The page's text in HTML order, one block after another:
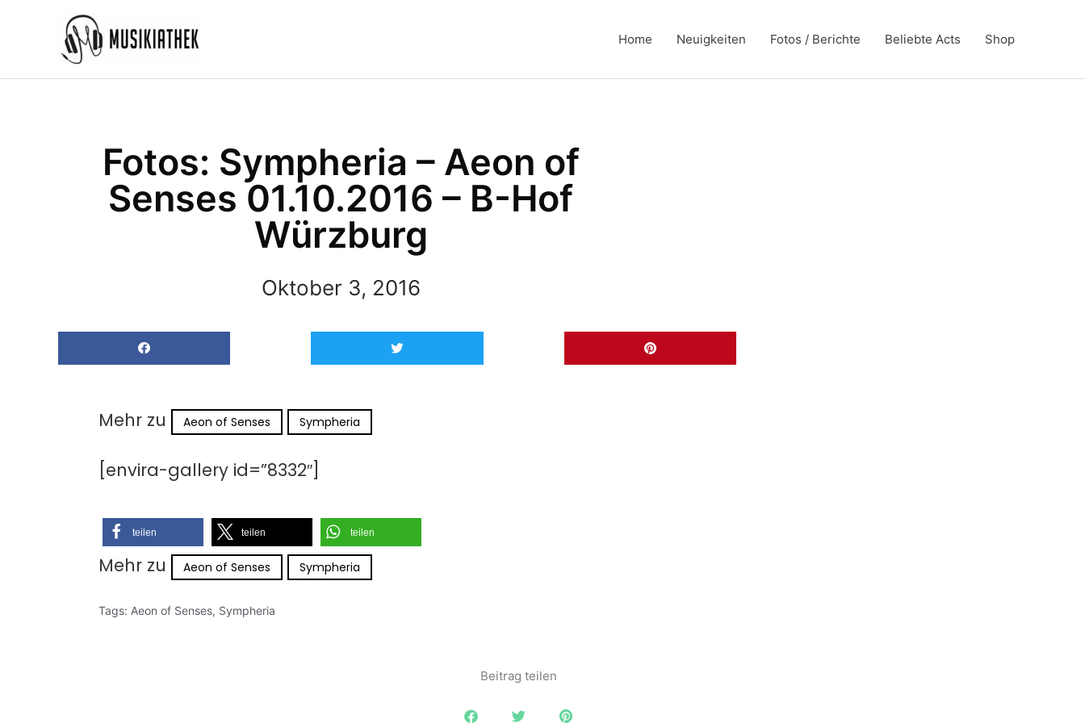
Home Neuigkeiten Fotos / Berichte Beliebte Acts Shop
Fotos: Sympheria – Aeon of
Senses 01.10.2016 – B-Hof
Würzburg
Oktober 3, 2016
Mehr zu Aeon of Senses Sympheria
[envira-gallery id=”8332″]
teilen teilen teilen
Mehr zu Aeon of Senses Sympheria
Tags: Aeon of Senses, Sympheria
Beitrag teilen